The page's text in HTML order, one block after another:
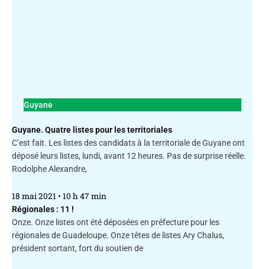
Guyane
Guyane. Quatre listes pour les territoriales
C’est fait. Les listes des candidats à la territoriale de Guyane ont
déposé leurs listes, lundi, avant 12 heures. Pas de surprise réelle.
Rodolphe Alexandre,
18 mai 2021 10 h 47 min
Régionales : 11 !
Onze. Onze listes ont été déposées en préfecture pour les
régionales de Guadeloupe. Onze têtes de listes Ary Chalus,
président sortant, fort du soutien de